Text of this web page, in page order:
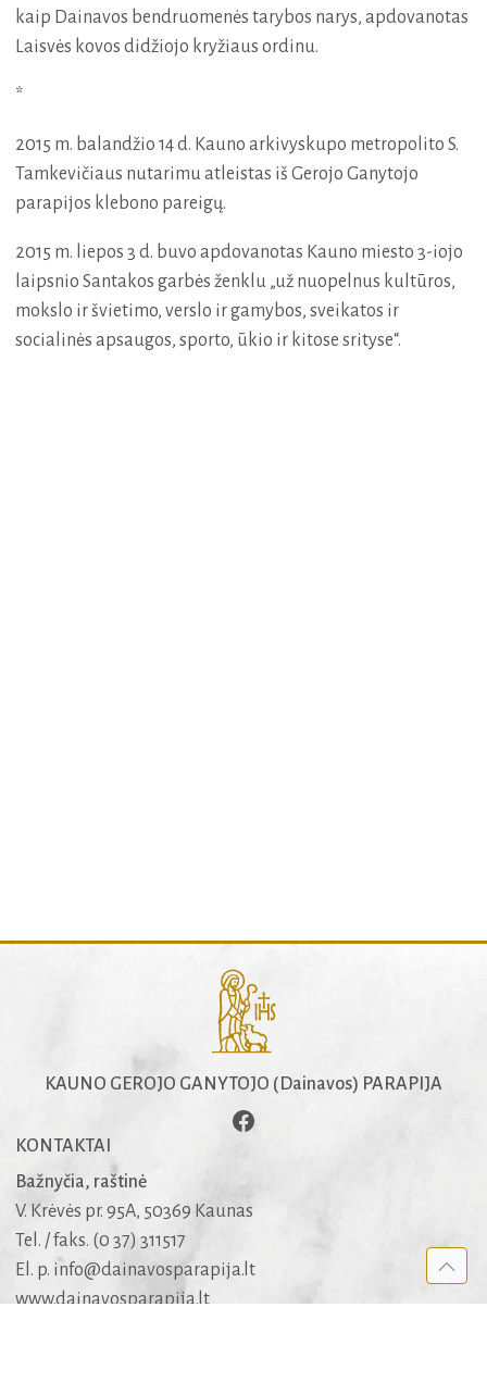
kaip Dainavos bendruomenės tarybos narys, apdovanotas
Laisvės kovos didžiojo kryžiaus ordinu.
*
2015 m. balandžio 14 d. Kauno arkivyskupo metropolito S.
Tamkevičiaus nutarimu atleistas iš Gerojo Ganytojo
parapijos klebono pareigų.
2015 m. liepos 3 d. buvo apdovanotas Kauno miesto 3-iojo
laipsnio Santakos garbės ženklu „už nuopelnus kultūros,
mokslo ir švietimo, verslo ir gamybos, sveikatos ir
socialinės apsaugos, sporto, ūkio ir kitose srityse“.
KAUNO GEROJO GANYTOJO (Dainavos) PARAPIJA
KONTAKTAI
Bažnyčia, raštinė
V. Krėvės pr. 95A, 50369 Kaunas
Tel. / faks. (0 37) 311517
El. p. info@dainavosparapija.lt
www.dainavosparapija.lt